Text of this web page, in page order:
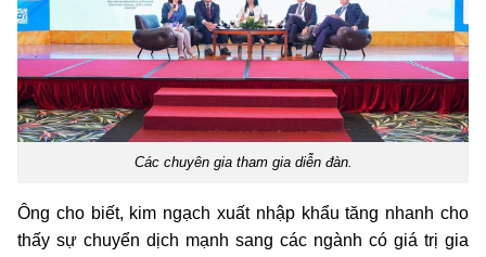
Các chuyên gia tham gia diễn đàn.
Ông cho biết, kim ngạch xuất nhập khẩu tăng nhanh cho
thấy sự chuyển dịch mạnh sang các ngành có giá trị gia